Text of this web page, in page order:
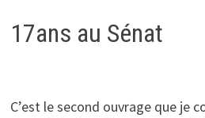
17ans au Sénat
C’est le second ouvrage que je